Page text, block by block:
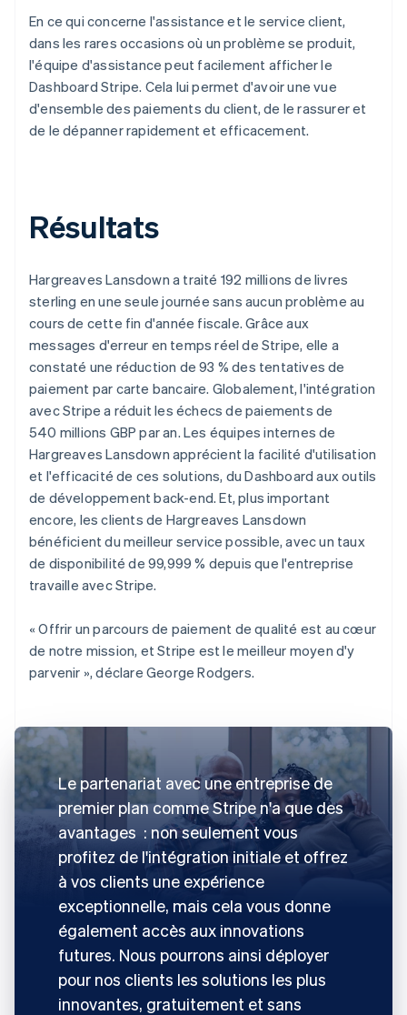
En ce qui concerne l'assistance et le service client,
dans les rares occasions où un problème se produit,
l'équipe d'assistance peut facilement afficher le
Dashboard Stripe. Cela lui permet d'avoir une vue
d'ensemble des paiements du client, de le rassurer et
de le dépanner rapidement et efficacement.
Résultats
Hargreaves Lansdown a traité 192 millions de livres
sterling en une seule journée sans aucun problème au
cours de cette fin d'année fiscale. Grâce aux
messages d'erreur en temps réel de Stripe, elle a
constaté une réduction de 93 % des tentatives de
paiement par carte bancaire. Globalement, l'intégration
avec Stripe a réduit les échecs de paiements de
540 millions GBP par an. Les équipes internes de
Hargreaves Lansdown apprécient la facilité d'utilisation
et l'efficacité de ces solutions, du Dashboard aux outils
de développement back-end. Et, plus important
encore, les clients de Hargreaves Lansdown
bénéficient du meilleur service possible, avec un taux
de disponibilité de 99,999 % depuis que l'entreprise
travaille avec Stripe.
« Offrir un parcours de paiement de qualité est au cœur
de notre mission, et Stripe est le meilleur moyen d'y
parvenir », déclare George Rodgers.
Le partenariat avec une entreprise de
premier plan comme Stripe n'a que des
avantages : non seulement vous
profitez de l'intégration initiale et offrez
à vos clients une expérience
exceptionnelle, mais cela vous donne
également accès aux innovations
futures. Nous pourrons ainsi déployer
pour nos clients les solutions les plus
innovantes, gratuitement et sans